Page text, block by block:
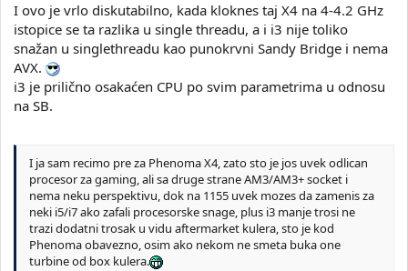
I ovo je vrlo diskutabilno, kada kloknes taj X4 na 4-4.2 GHz
istopice se ta razlika u single threadu, a i i3 nije toliko
snažan u singlethreadu kao punokrvni Sandy Bridge i nema
AVX.
i3 je prilično osakaćen CPU po svim parametrima u odnosu
na SB.
I ja sam recimo pre za Phenoma X4, zato sto je jos uvek odlican
procesor za gaming, ali sa druge strane AM3/AM3+ socket i
nema neku perspektivu, dok na 1155 uvek mozes da zamenis za
neki i5/i7 ako zafali procesorske snage, plus i3 manje trosi ne
trazi dodatni trosak u vidu aftermarket kulera, sto je kod
Phenoma obavezno, osim ako nekom ne smeta buka one
turbine od box kulera.